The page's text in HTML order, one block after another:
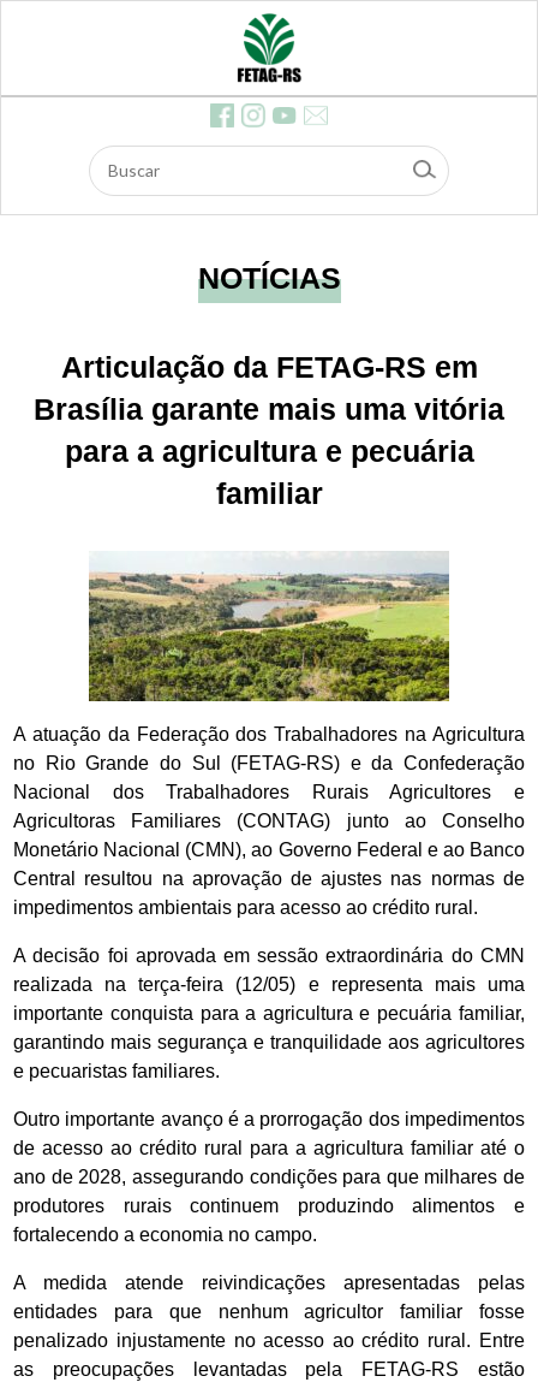
NOTÍCIAS
Articulação da FETAG-RS em
Brasília garante mais uma vitória
para a agricultura e pecuária
familiar
A atuação da Federação dos Trabalhadores na Agricultura
no Rio Grande do Sul (FETAG-RS) e da Confederação
Nacional dos Trabalhadores Rurais Agricultores e
Agricultoras Familiares (CONTAG) junto ao Conselho
Monetário Nacional (CMN), ao Governo Federal e ao Banco
Central resultou na aprovação de ajustes nas normas de
impedimentos ambientais para acesso ao crédito rural.
A decisão foi aprovada em sessão extraordinária do CMN
realizada na terça-feira (12/05) e representa mais uma
importante conquista para a agricultura e pecuária familiar,
garantindo mais segurança e tranquilidade aos agricultores
e pecuaristas familiares.
Outro importante avanço é a prorrogação dos impedimentos
de acesso ao crédito rural para a agricultura familiar até o
ano de 2028, assegurando condições para que milhares de
produtores rurais continuem produzindo alimentos e
fortalecendo a economia no campo.
A medida atende reivindicações apresentadas pelas
entidades para que nenhum agricultor familiar fosse
penalizado injustamente no acesso ao crédito rural. Entre
as preocupações levantadas pela FETAG-RS estão